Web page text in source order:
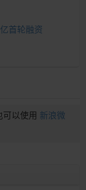
首轮融资
可以使用 新浪微